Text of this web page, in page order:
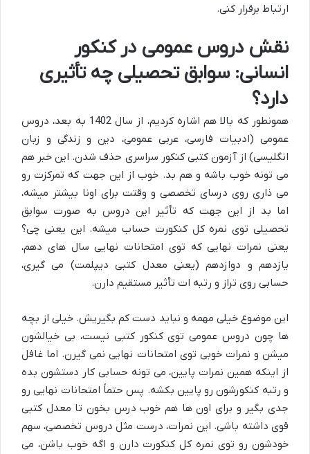
ارتباط برقرار کنی.
نقش دروس عمومی در کنکور
انسانی: سوابق تحصیلی چه تأثیری
دارد؟
همونطور که بالا هم اشاره کردیم، از سال 1402 به بعد، دروس
عمومی (ادبیات فارسی، عربی عمومی، دین و زندگی و زبان
انگلیسی) از آزمون کتبی کنکور سراسری حذف شدن. این خبر هم
می تونه خوب باشه و هم بد. خوب از این جهت که تمرکزت رو
می ذاری روی درسای تخصصی و وقتت برای اونا بیشتر میشه،
اما بد از این جهت که تأثیر این دروس به صورت سوابق
تحصیلی توی نمره کل کنکورت حساب میشه. این یعنی چی؟
یعنی نمرات نهایی که توی امتحانات نهایی سال های دهم،
یازدهم و دوازدهم (یعنی معدل کتبی دیپلمت) می گیری،
حسابی روی تراز و رتبه ات تأثیر مستقیم دارن.
این موضوع خیلی مهمه و نباید دست کم بگیریش. خیلی از بچه
ها چون دروس عمومی توی کنکور کتبی نیست، بی خیالشون
میشن و نمرات خوبی توی امتحانات نهایی نمی گیرن. اما غافل
از اینکه همین نمرات پایین، می تونه حسابی کار دستشون بده
و رتبه کنکورشون رو پایین بکشه. پس حتماً امتحانات نهایی رو
جدی بگیر و برای اون ها هم خوب درس بخون تا معدل کتبی
قوی داشته باشی. این نمرات، درست مثل دروس تخصصی، سهم
خودشون رو توی نمره کل کنکورت دارن و اگه خوب باشن، می